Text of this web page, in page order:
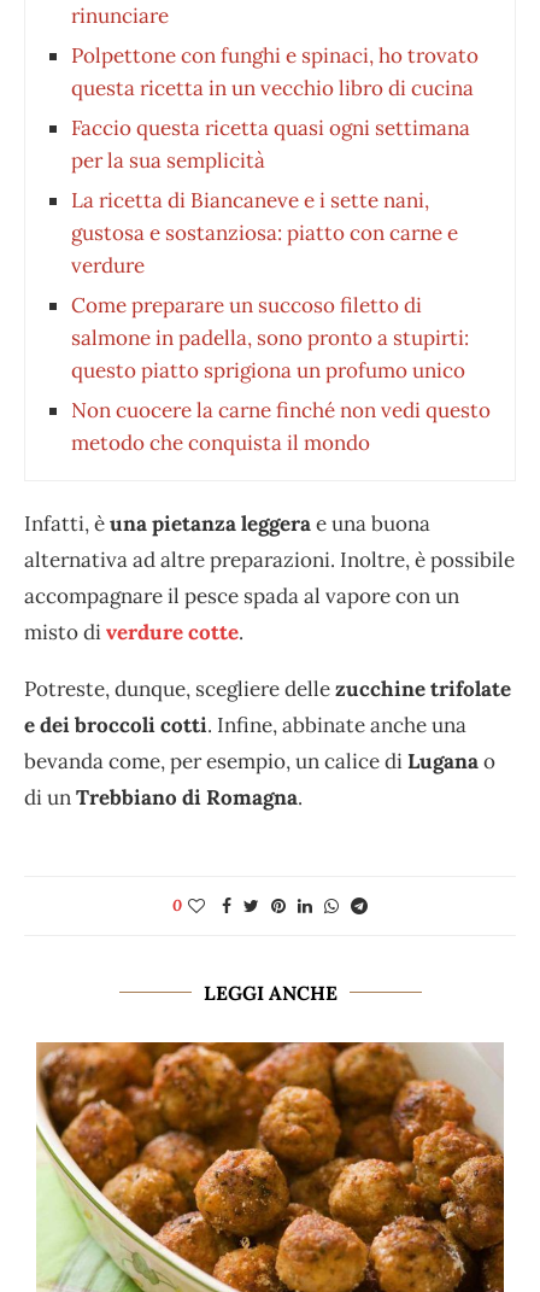
rinunciare
Polpettone con funghi e spinaci, ho trovato
questa ricetta in un vecchio libro di cucina
Faccio questa ricetta quasi ogni settimana
per la sua semplicità
La ricetta di Biancaneve e i sette nani,
gustosa e sostanziosa: piatto con carne e
verdure
Come preparare un succoso filetto di
salmone in padella, sono pronto a stupirti:
questo piatto sprigiona un profumo unico
Non cuocere la carne finché non vedi questo
metodo che conquista il mondo
Infatti, èuna pietanza leggerae una buona
alternativa ad altre preparazioni. Inoltre, è possibile
accompagnare il pesce spada al vapore con un
misto diverdure cotte.
Potreste, dunque, scegliere dellezucchine trifolate
e dei broccoli cotti. Infine, abbinate anche una
bevanda come, per esempio, un calice diLuganao
di unTrebbiano di Romagna.
0
LEGGI ANCHE